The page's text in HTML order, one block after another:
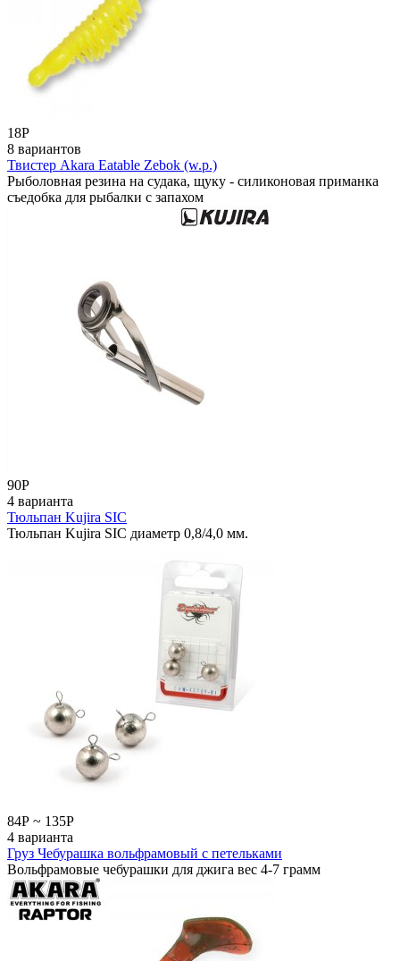
18Р
8 вариантов
Твистер Akara Eatable Zebok (w.p.)
Рыболовная резина на судака, щуку - силиконовая приманка
съедобка для рыбалки с запахом
90Р
4 варианта
Тюльпан Kujira SIC
Тюльпан Kujira SIC диаметр 0,8/4,0 мм.
84Р ~ 135Р
4 варианта
Груз Чебурашка вольфрамовый с петельками
Вольфрамовые чебурашки для джига вес 4-7 грамм